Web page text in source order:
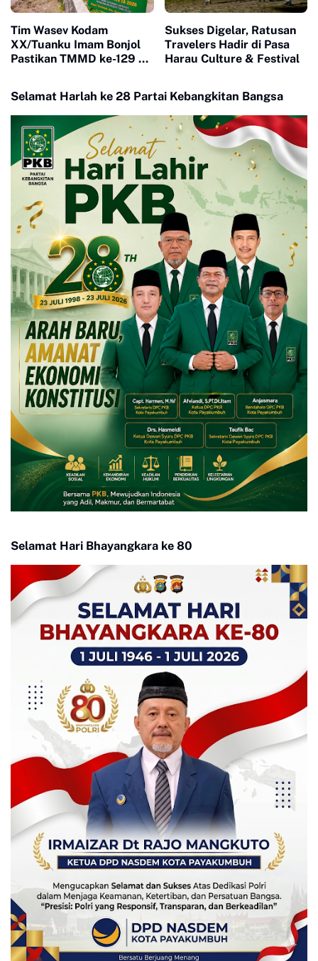
Tim Wasev Kodam
XX/Tuanku Imam Bonjol
Pastikan TMMD ke-129 di
Sukses Digelar, Ratusan
Travelers Hadir di Pasa
Harau Culture & Festival
Selamat Harlah ke 28 Partai Kebangkitan Bangsa
Selamat Hari Bhayangkara ke 80